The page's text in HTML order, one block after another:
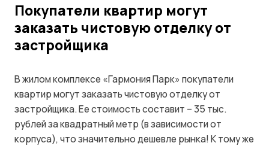
Покупатели квартир могут
заказать чистовую отделку от
застройщика
В жилом комплексе «Гармония Парк» покупатели
квартир могут заказать чистовую отделку от
застройщика. Ее стоимость составит – 35 тыс.
рублей за квадратный метр (в зависимости от
корпуса), что значительно дешевле рынка! К тому же